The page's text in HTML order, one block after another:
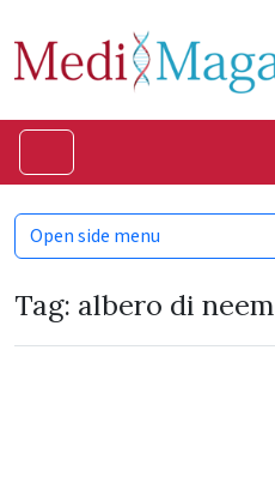
Tag: albero di neem
Open side menu